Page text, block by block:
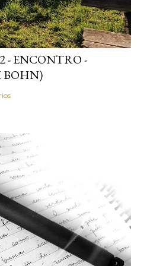
- ENCONTRO -
BOHN)